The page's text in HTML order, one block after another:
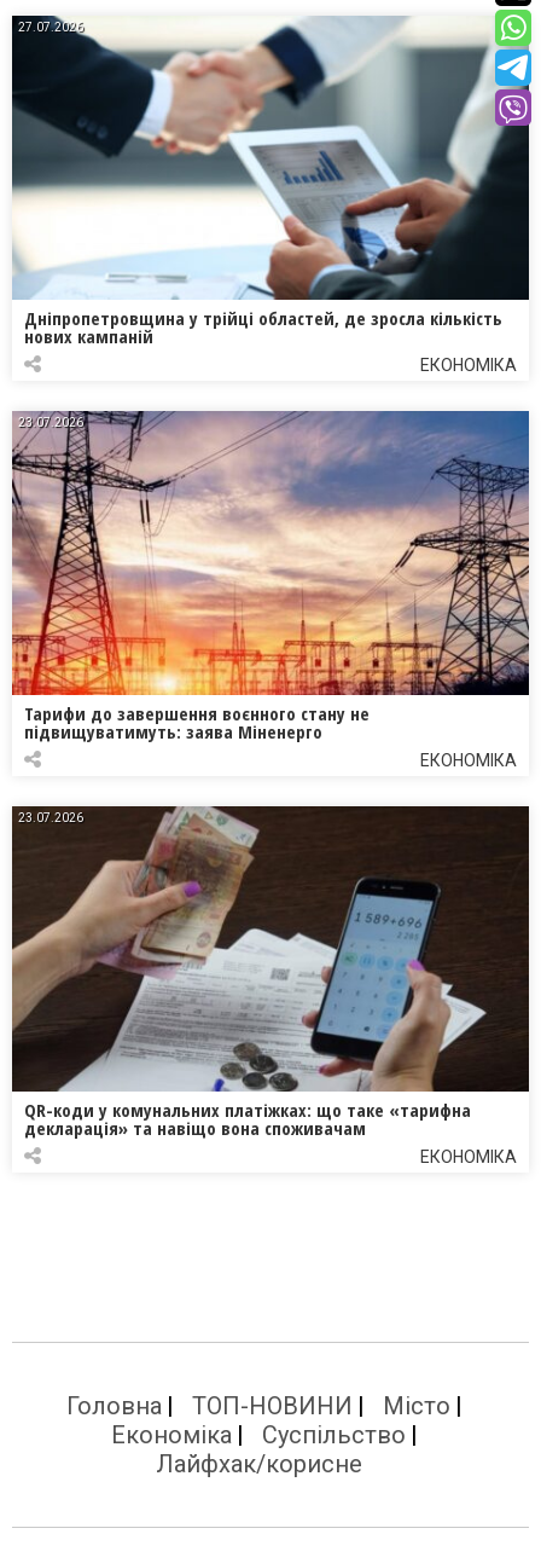
27.07.2026
Дніпропетровщина у трійці областей, де зросла кількість
нових кампаній
ЕКОНОМІКА
23.07.2026
Тарифи до завершення воєнного стану не
підвищуватимуть: заява Міненерго
ЕКОНОМІКА
23.07.2026
QR-коди у комунальних платіжках: що таке «тарифна
декларація» та навіщо вона споживачам
ЕКОНОМІКА
Головна ТОП-НОВИНИ
Місто
Економіка
Суспільство
Лайфхак/корисне